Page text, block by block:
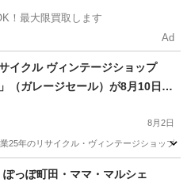
！最大限買取します
Ad
イクル ヴィンテージショップ
（ガレージセール）が8月10日ま
リーマーケットを開催中
8月2日
25年のリサイクル・ヴィンテージショップ
マーケット
ぽっぽ町田・ママ・マルシェ